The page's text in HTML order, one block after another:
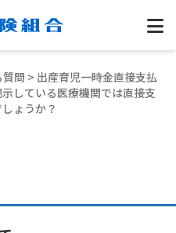
問 > 出産育児一時金直接支払
している医療機関では直接支
ょうか？